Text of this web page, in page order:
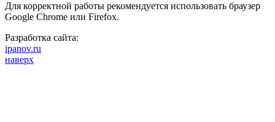
Для корректной работы рекомендуется использовать браузер
Google Chrome или Firefox.
Разработка сайта:
ipanov.ru
наверх